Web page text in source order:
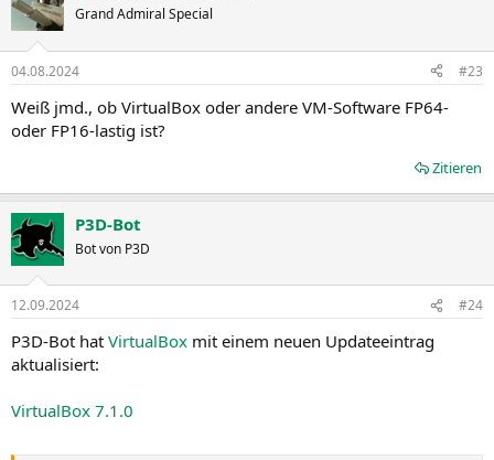
Grand Admiral Special
04.08.2024 #23
Weiß jmd., ob VirtualBox oder andere VM-Software FP64-
oder FP16-lastig ist?
Zitieren
P3D-Bot
Bot von P3D
12.09.2024 #24
P3D-Bot hat VirtualBox mit einem neuen Updateeintrag
aktualisiert:
VirtualBox 7.1.0